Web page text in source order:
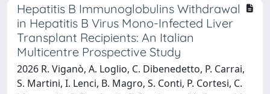
Hepatitis B Immunoglobulins Withdrawal
in Hepatitis B Virus Mono-Infected Liver
Transplant Recipients: An Italian
Multicentre Prospective Study
2026 R. Viganò, A. Loglio, C. Dibenedetto, P. Carrai,
S. Martini, I. Lenci, B. Magro, S. Conti, P. Cortesi, C.